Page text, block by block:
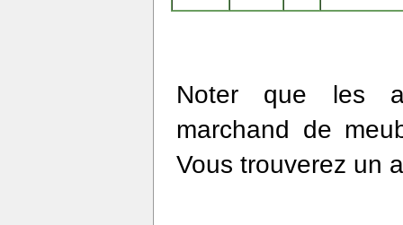
Noter que les
marchand de
Vous trouverez un